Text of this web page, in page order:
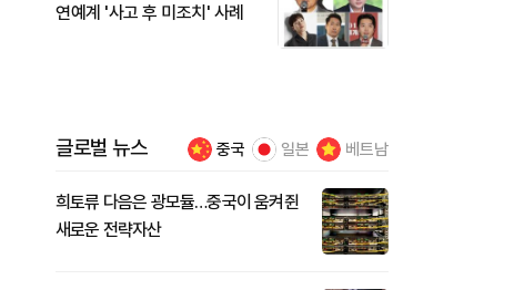
연예계 '사고 후 미조치' 사례
글로벌 뉴스 중국 일본 베트남
희토류 다음은 광모듈…중국이 움켜쥔
새로운 전략자산